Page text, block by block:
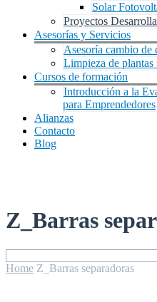
Solar
Proyectos
Asesorías y Servicios
Asesoría cambio de
Limpieza de plantas
Cursos de formación
Introducción a la
para Emprendedores
Alianzas
Contacto
Blog
Z_Barras
Home Z_Barras separadoras